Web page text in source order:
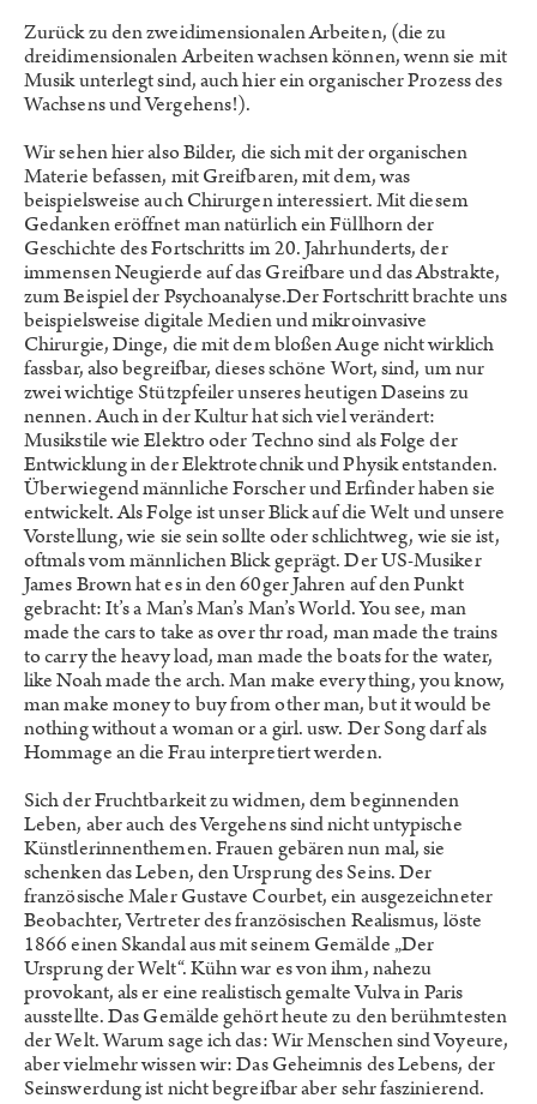
Zurück zu den zweidimensionalen Arbeiten, (die zu
dreidimensionalen Arbeiten wachsen können, wenn sie mit
Musik unterlegt sind, auch hier ein organischer Prozess des
Wachsens und Vergehens!).
Wir sehen hier also Bilder, die sich mit der organischen
Materie befassen, mit Greifbaren, mit dem, was
beispielsweise auch Chirurgen interessiert. Mit diesem
Gedanken eröffnet man natürlich ein Füllhorn der
Geschichte des Fortschritts im 20. Jahrhunderts, der
immensen Neugierde auf das Greifbare und das Abstrakte,
zum Beispiel der Psychoanalyse.Der Fortschritt brachte uns
beispielsweise digitale Medien und mikroinvasive
Chirurgie, Dinge, die mit dem bloßen Auge nicht wirklich
fassbar, also begreifbar, dieses schöne Wort, sind, um nur
zwei wichtige Stützpfeiler unseres heutigen Daseins zu
nennen. Auch in der Kultur hat sich viel verändert:
Musikstile wie Elektro oder Techno sind als Folge der
Entwicklung in der Elektrotechnik und Physik entstanden.
Überwiegend männliche Forscher und Erfinder haben sie
entwickelt. Als Folge ist unser Blick auf die Welt und unsere
Vorstellung, wie sie sein sollte oder schlichtweg, wie sie ist,
oftmals vom männlichen Blick geprägt. Der US-Musiker
James Brown hat es in den 60ger Jahren auf den Punkt
gebracht: It’s a Man’s Man’s Man’s World. You see, man
made the cars to take as over thr road, man made the trains
to carry the heavy load, man made the boats for the water,
like Noah made the arch. Man make everything, you know,
man make money to buy from other man, but it would be
nothing without a woman or a girl. usw. Der Song darf als
Hommage an die Frau interpretiert werden.
Sich der Fruchtbarkeit zu widmen, dem beginnenden
Leben, aber auch des Vergehens sind nicht untypische
Künstlerinnenthemen. Frauen gebären nun mal, sie
schenken das Leben, den Ursprung des Seins. Der
französische Maler Gustave Courbet, ein ausgezeichneter
Beobachter, Vertreter des französischen Realismus, löste
1866 einen Skandal aus mit seinem Gemälde „Der
Ursprung der Welt“. Kühn war es von ihm, nahezu
provokant, als er eine realistisch gemalte Vulva in Paris
ausstellte. Das Gemälde gehört heute zu den berühmtesten
der Welt. Warum sage ich das: Wir Menschen sind Voyeure,
aber vielmehr wissen wir: Das Geheimnis des Lebens, der
Seinswerdung ist nicht begreifbar aber sehr faszinierend.